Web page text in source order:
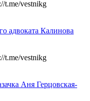
t.me/vestnikg
адвоката Калинова
t.me/vestnikg
Аня Герцовская-